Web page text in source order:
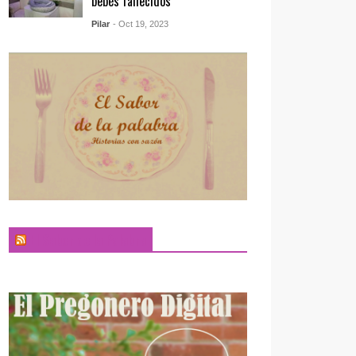
Pilar - Oct 19, 2023